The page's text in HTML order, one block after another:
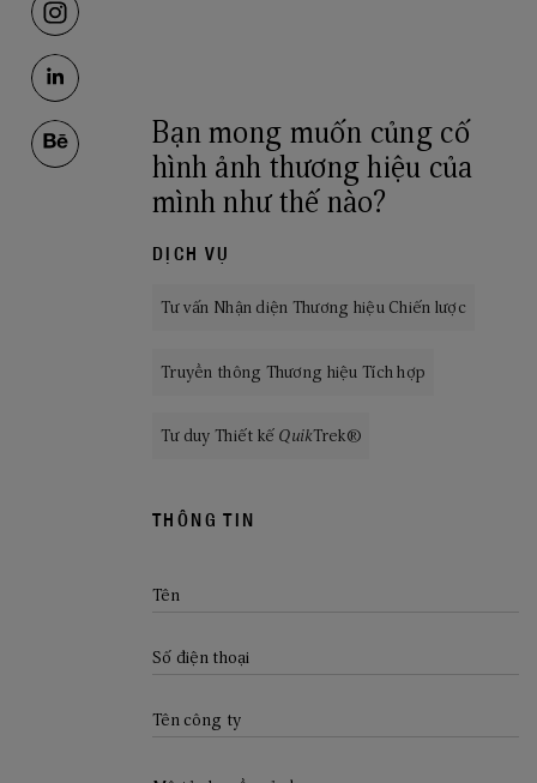
Bạn mong muốn củng cố
hình ảnh thương hiệu của
mình như thế nào?
DỊCH VỤ
Tư vấn Nhận diện Thương hiệu Chiến lược
Truyền thông Thương hiệu Tích hợp
Tư duy Thiết kế QuikTrek®
THÔNG TIN
Tên
Số điện thoại
Tên công ty